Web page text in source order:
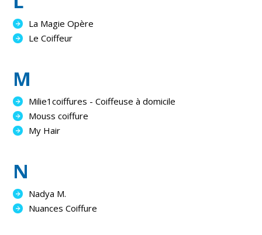
La Magie Opère
Le Coiffeur
M
Milie1coiffures - Coiffeuse à domicile
Mouss coiffure
My Hair
N
Nadya M.
Nuances Coiffure